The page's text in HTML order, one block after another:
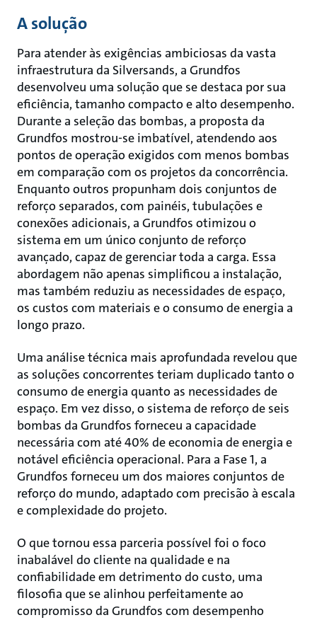
A solução
Para atender às exigências ambiciosas da vasta
infraestrutura da Silversands, a Grundfos
desenvolveu uma solução que se destaca por sua
eficiência, tamanho compacto e alto desempenho.
Durante a seleção das bombas, a proposta da
Grundfos mostrou-se imbatível, atendendo aos
pontos de operação exigidos com menos bombas
em comparação com os projetos da concorrência.
Enquanto outros propunham dois conjuntos de
reforço separados, com painéis, tubulações e
conexões adicionais, a Grundfos otimizou o
sistema em um único conjunto de reforço
avançado, capaz de gerenciar toda a carga. Essa
abordagem não apenas simplificou a instalação,
mas também reduziu as necessidades de espaço,
os custos com materiais e o consumo de energia a
longo prazo.
Uma análise técnica mais aprofundada revelou que
as soluções concorrentes teriam duplicado tanto o
consumo de energia quanto as necessidades de
espaço. Em vez disso, o sistema de reforço de seis
bombas da Grundfos forneceu a capacidade
necessária com até 40% de economia de energia e
notável eficiência operacional. Para a Fase 1, a
Grundfos forneceu um dos maiores conjuntos de
reforço do mundo, adaptado com precisão à escala
e complexidade do projeto.
O que tornou essa parceria possível foi o foco
inabalável do cliente na qualidade e na
confiabilidade em detrimento do custo, uma
filosofia que se alinhou perfeitamente ao
compromisso da Grundfos com desempenho